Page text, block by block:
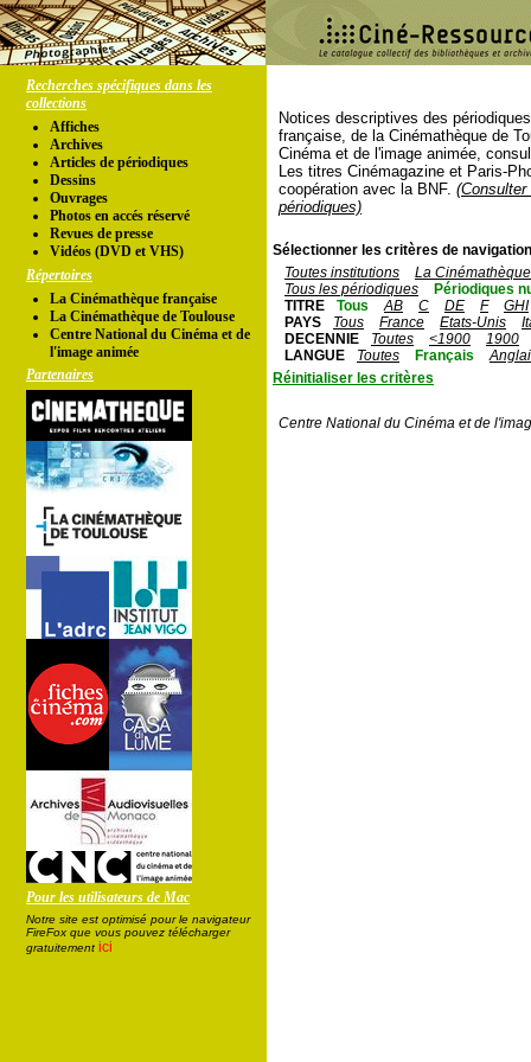
Recherches spécifiques dans les
collections
Affiches
Archives
Articles de périodiques
Dessins
Ouvrages
Photos en accés réservé
Revues de presse
Vidéos (DVD et VHS)
Répertoires
La Cinémathèque française
La Cinémathèque de Toulouse
Centre National du Cinéma et de
l'image animée
Partenaires
Pour les utilisateurs de Mac
Notre site est optimisé pour le navigateur
FireFox que vous pouvez télécharger
gratuitement ici
Notices descriptives des
française, de la Cinémathèque de
Cinéma et de l'image animée,
Les titres Cinémagazine et Paris-
coopération avec la BNF.
périodiques)
Sélectionner les critères de
Toutes institutions
La
Tous les périodiques
Périodiques
TITRE
Tous AB C DE F
GHI
PAYS
Tous France Etats-Unis
DECENNIE
Toutes <1900
1900
LANGUE
Toutes Français
Réinitialiser les critères
Centre National du Cinéma et de